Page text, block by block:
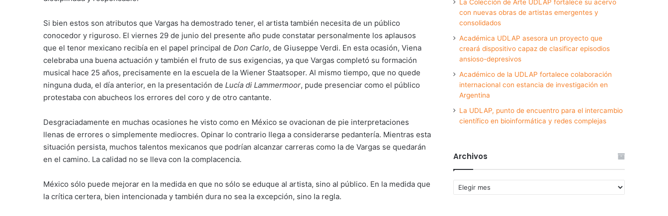
Si bien estos son atributos que Vargas ha demostrado tener, el artista también necesita de un público
conocedor y riguroso. El viernes 29 de junio del presente año pude constatar personalmente los aplausos
que el tenor mexicano recibía en el papel principal de Don Carlo, de Giuseppe Verdi. En esta ocasión, Viena
celebraba una buena actuación y también el fruto de sus exigencias, ya que Vargas completó su formación
musical hace 25 años, precisamente en la escuela de la Wiener Staatsoper. Al mismo tiempo, que no quede
ninguna duda, el día anterior, en la presentación de Lucía di Lammermoor, pude presenciar como el público
protestaba con abucheos los errores del coro y de otro cantante.
Desgraciadamente en muchas ocasiones he visto como en México se ovacionan de pie interpretaciones
llenas de errores o simplemente mediocres. Opinar lo contrario llega a considerarse pedantería. Mientras esta
situación persista, muchos talentos mexicanos que podrían alcanzar carreras como la de Vargas se quedarán
en el camino. La calidad no se lleva con la complacencia.
México sólo puede mejorar en la medida en que no sólo se eduque al artista, sino al público. En la medida que
la crítica certera, bien intencionada y también dura no sea la excepción, sino la regla.
La Colección de Arte UDLAP fortalece su acervo
con nuevas obras de artistas emergentes y
consolidados
Académica UDLAP asesora un proyecto que
creará dispositivo capaz de clasificar episodios
ansioso-depresivos
Académico de la UDLAP fortalece colaboración
internacional con estancia de investigación en
Argentina
La UDLAP, punto de encuentro para el intercambio
científico en bioinformática y redes complejas
Archivos
Archivos